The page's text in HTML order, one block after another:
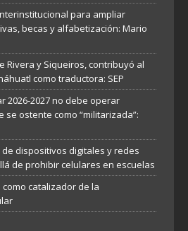
para ampliar
becas y alfabetización: Mario
Rivera y Siqueiros, contribuyó al
como traductora: SEP
2026-2027 no debe operar
ostente como “militarizada”:
dispositivos digitales y redes
de prohibir celulares en escuelas
catalizador de la